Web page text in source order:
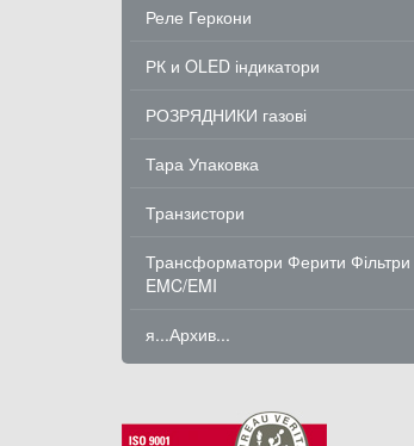
Реле Геркони
РК и OLED індикатори
РОЗРЯДНИКИ газові
Тара Упаковка
Транзистори
Трансформатори Ферити Фільтри
EMC/EMI
я...Архив...